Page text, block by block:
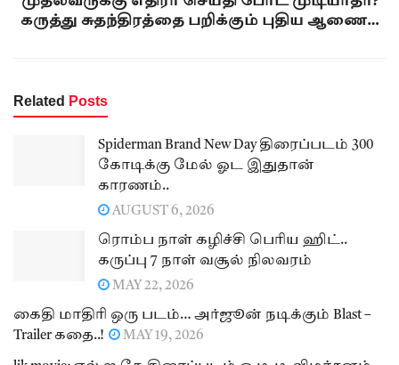
கருத்து சுதந்திரத்தை பறிக்கும் புதிய ஆணை…
Related Posts
Spiderman Brand New Day திரைப்படம் 300
கோடிக்கு மேல் ஓட இதுதான்
காரணம்..
AUGUST 6, 2026
ரொம்ப நாள் கழிச்சி பெரிய ஹிட்..
கருப்பு 7 நாள் வசூல் நிலவரம்
MAY 22, 2026
கைதி மாதிரி ஒரு படம்… அர்ஜூன் நடிக்கும் Blast –
Trailer கதை..!
MAY 19, 2026